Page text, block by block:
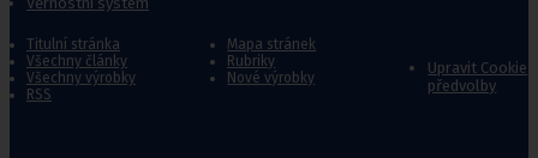
Titulní stránka
Mapa stránek
Všechny články
Rubriky
Všechny výrobky
Nové výrobky
RSS
Upravit Cookie
předvolby